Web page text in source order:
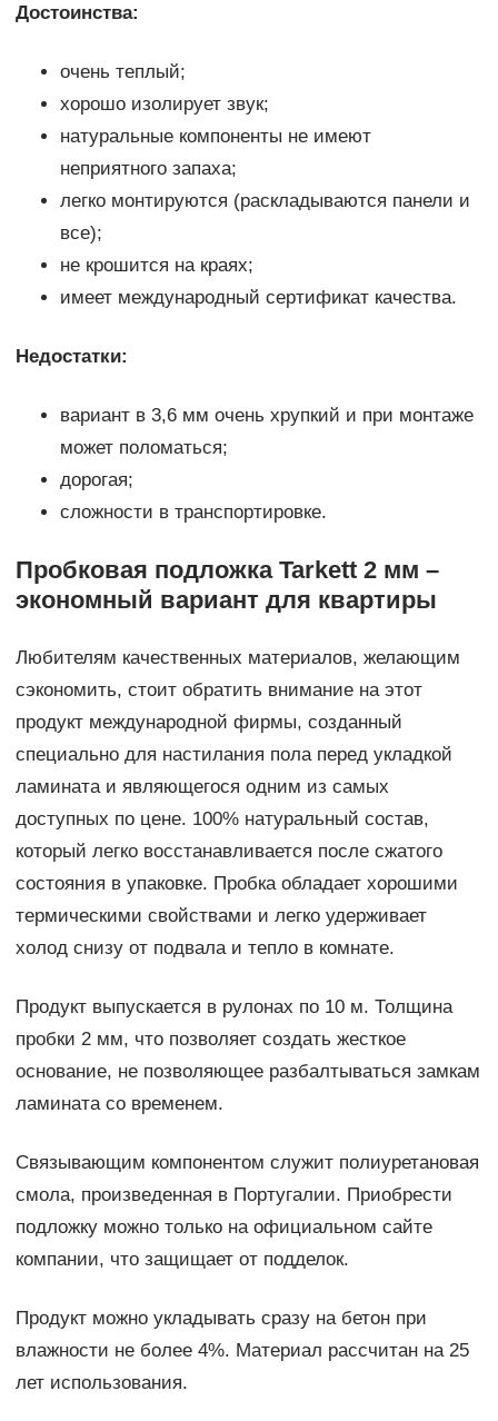
Достоинства:
очень теплый;
хорошо изолирует звук;
натуральные компоненты не имеют
неприятного запаха;
легко монтируются (раскладываются панели и
все);
не крошится на краях;
имеет международный сертификат качества.
Недостатки:
вариант в 3,6 мм очень хрупкий и при монтаже
может поломаться;
дорогая;
сложности в транспортировке.
Пробковая подложка Tarkett 2 мм –
экономный вариант для квартиры
Любителям качественных материалов, желающим
сэкономить, стоит обратить внимание на этот
продукт международной фирмы, созданный
специально для настилания пола перед укладкой
ламината и являющегося одним из самых
доступных по цене. 100% натуральный состав,
который легко восстанавливается после сжатого
состояния в упаковке. Пробка обладает хорошими
термическими свойствами и легко удерживает
холод снизу от подвала и тепло в комнате.
Продукт выпускается в рулонах по 10 м. Толщина
пробки 2 мм, что позволяет создать жесткое
основание, не позволяющее разбалтываться замкам
ламината со временем.
Связывающим компонентом служит полиуретановая
смола, произведенная в Португалии. Приобрести
подложку можно только на официальном сайте
компании, что защищает от подделок.
Продукт можно укладывать сразу на бетон при
влажности не более 4%. Материал рассчитан на 25
лет использования.